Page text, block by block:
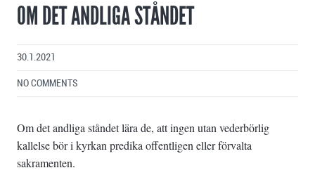
OM DET ANDLIGA STÅNDET
30.1.2021
NO COMMENTS
Om det andliga ståndet lära de, att ingen utan vederbörlig
kallelse bör i kyrkan predika offentligen eller förvalta
sakramenten.